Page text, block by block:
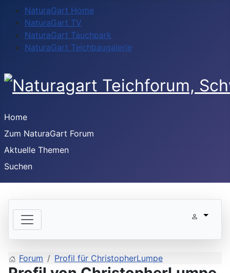
NaturaGart Home
NaturaGart TV
NaturaGart Tauchpark
NaturaGart Teichbaugalerie
Home
Zum NaturaGart Forum
Aktuelle Themen
Suchen
Forum Profil für ChristopherLumpe